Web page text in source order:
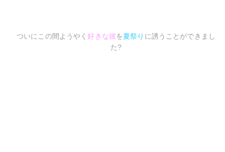
ついにこの間ようやく好きな彼を夏祭り に誘うことができまし
た?